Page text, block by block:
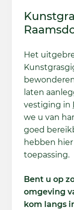
Het
laten
vestiging in
we u van
goed
hebben
toepassing.
Bent u op
omgeving
kom langs